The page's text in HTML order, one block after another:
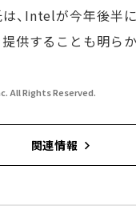
、Intelが今年後半
供することも明らか
All Rights Reserved.
関連情報